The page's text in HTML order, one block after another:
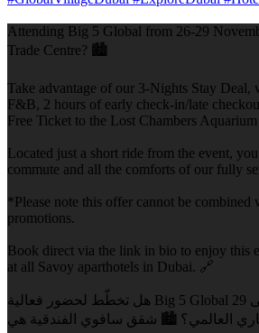
Attending Big 5 Global from 26-29
Trade Centre? 🏙️
Take advantage of our 3-Nights Stay
F&B, 2 hours of early check-in/late
Free Ticket to the Lost Chambers
Located just a short ride from the event,
commute and all the comforts of our fully
*Please note this offer cannot be
promotions.
Book direct via the link in bio to enjoy this
at all Savoy aparthotels in Dubai. 🔗
هل تخطّط لحضور فعالية Big 5 Global خلال الفترة من 26 إلى 29
العالمي؟ 🏙️ شقق سافوي الفندقية هي